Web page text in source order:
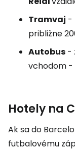
Tramvaj -
približne
Autobus -
vchodom -
Hotely na
Ak sa do
futbalovému